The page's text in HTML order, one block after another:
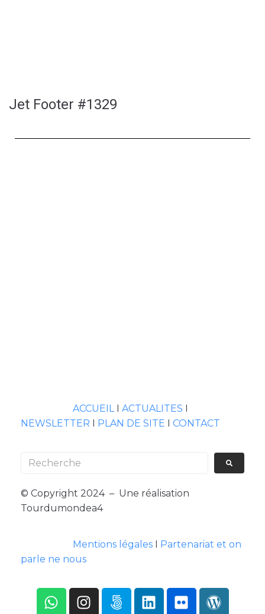
Jet Footer #1329
ACCUEIL I ACTUALITES I
NEWSLETTER I PLAN DE SITE I CONTACT
© Copyright 2024 – Une réalisation
Tourdumondea4
Mentions légales I Partenariat et on
parle ne nous